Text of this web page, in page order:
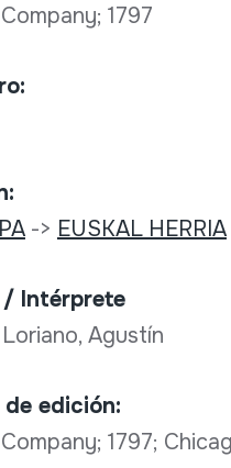
1797
-> EUSKAL HERRIA
Intérprete
Agustín
de edición:
Company; 1797;